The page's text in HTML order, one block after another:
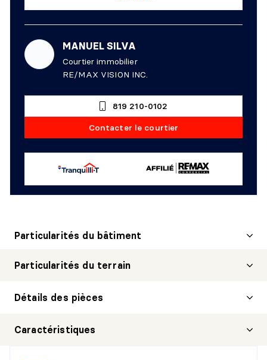
MANUEL SILVA
Courtier immobilier
RE/MAX VISION INC.
819 210-0102
Contacter le courtier
Particularités du bâtiment
Particularités du terrain
Détails des pièces
HALL D'ENTRÉE/VESTIBULE
Caractéristiques